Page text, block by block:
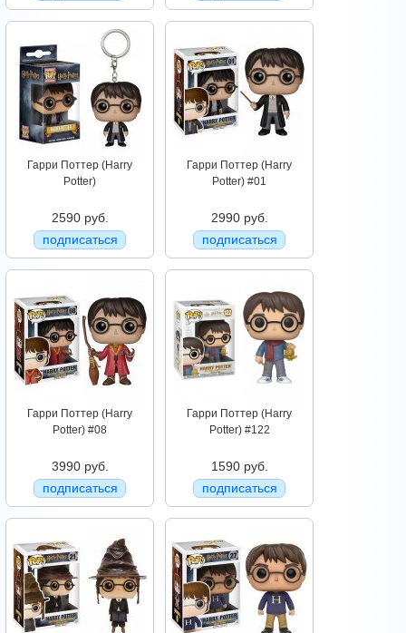
Гарри Поттер (Harry
Potter)
2590 руб.
подписаться
Гарри Поттер (Harry
Potter) #01
2990 руб.
подписаться
Гарри Поттер (Harry
Potter) #08
3990 руб.
подписаться
Гарри Поттер (Harry
Potter) #122
1590 руб.
подписаться